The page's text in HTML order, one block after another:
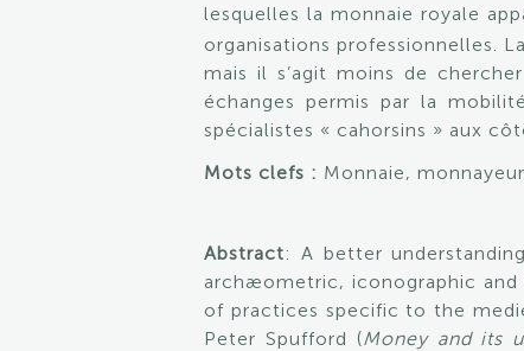
lesquelles la monnaie royale
organisations professionnelles.
mais il s’agit moins de
échanges permis par la
spécialistes « cahorsins » aux
Mots clefs : Monnaie,
Abstract: A better
archæometric, iconographic
of practices specific to the
Peter Spufford (Money and its